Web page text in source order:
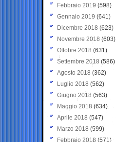
Febbraio 2019 (598)
Gennaio 2019 (641)
Dicembre 2018 (623)
Novembre 2018 (603)
Ottobre 2018 (631)
Settembre 2018 (586)
Agosto 2018 (362)
Luglio 2018 (562)
Giugno 2018 (563)
Maggio 2018 (634)
Aprile 2018 (547)
Marzo 2018 (599)
Febbraio 2018 (571)